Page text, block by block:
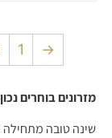
→
1
מזרונים בוחרים
שינה טובה מתחילה